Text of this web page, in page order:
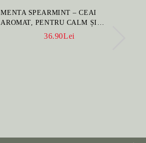
MENTA SPEARMINT – CEAI
AROMAT, PENTRU CALM ȘI
BENEFIC PENTRU SĂNĂTATE
36.90Lei